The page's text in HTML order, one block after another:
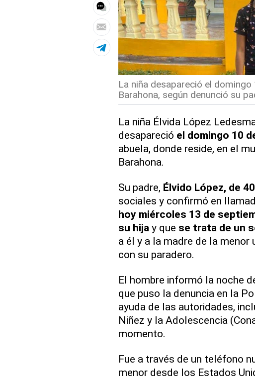
La niña desapareció el
Barahona, según denunció su
La niña Élvida López
desapareció el domingo 10
abuela, donde reside, en el
Barahona.
Su padre, Élvido López, de
sociales y confirmó en
hoy miércoles 13 de
su hija y que se trata de un
a él y a la madre de la menor
con su paradero.
El hombre informó la noche
que puso la denuncia en la
ayuda de las autoridades,
Niñez y la Adolescencia
momento.
Fue a través de un teléfono
menor desde los Estados